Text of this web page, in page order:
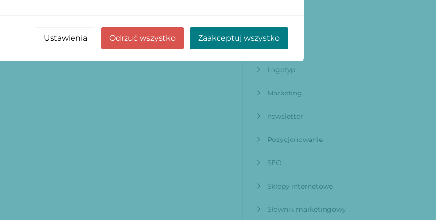
Logotyp
Marketing
newsletter
Pozycjonowanie
SEO
Sklepy internetowe
Słownik marketingowy
Ustawienia Odrzuć wszystko Zaakceptuj wszystko